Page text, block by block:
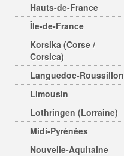
Hauts-de-France
Île-de-France
Korsika (Corse /
Corsica)
Languedoc-Roussillon
Limousin
Lothringen (Lorraine)
Midi-Pyrénées
Nouvelle-Aquitaine